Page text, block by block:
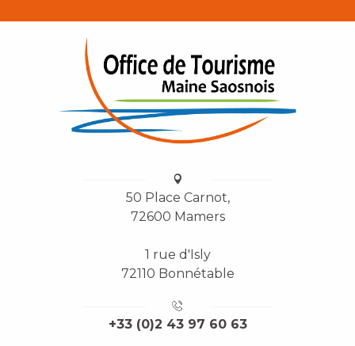
50 Place Carnot,
72600 Mamers
1 rue d'Isly
72110 Bonnétable
+33 (0)2 43 97 60 63